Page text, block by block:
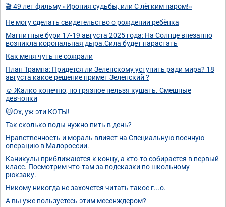
🎬 49 лет фильму «Ирония судьбы, или С лёгким паром!»
Не могу сделать свидетельство о рождении ребёнка
Магнитные бури 17-19 августа 2025 года: На Солнце внезапно
возникла корональная дыра.Сила будет нарастать
Как меня чуть не сожрали
План Трампа: Придется ли Зеленскому уступить ради мира? 18
августа какое решение примет Зеленский ?
☺️ Жалко конечно, но грязное нельзя кушать. Смешные
девчонки
🐱Ох, уж эти КОТЫ!
Так сколько воды нужно пить в день?
Нравственность и мораль влияет на Специальную военную
операцию в Малороссии.
Каникулы приближаются к концу, а кто-то собирается в первый
класс. Посмотрим что-там за подсказки по школьному
рюкзаку.
Никому никогда не захочется читать такое г...о.
А вы уже пользуетесь этим месенждером?